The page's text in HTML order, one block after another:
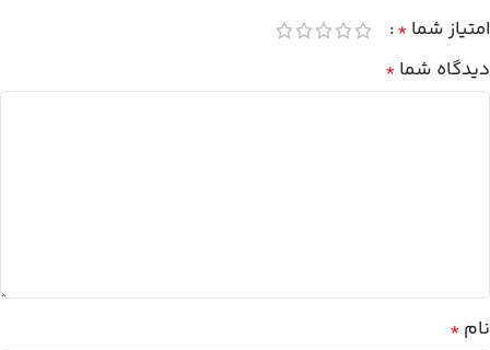
امتیاز شما *
دیدگاه شما *
نام *